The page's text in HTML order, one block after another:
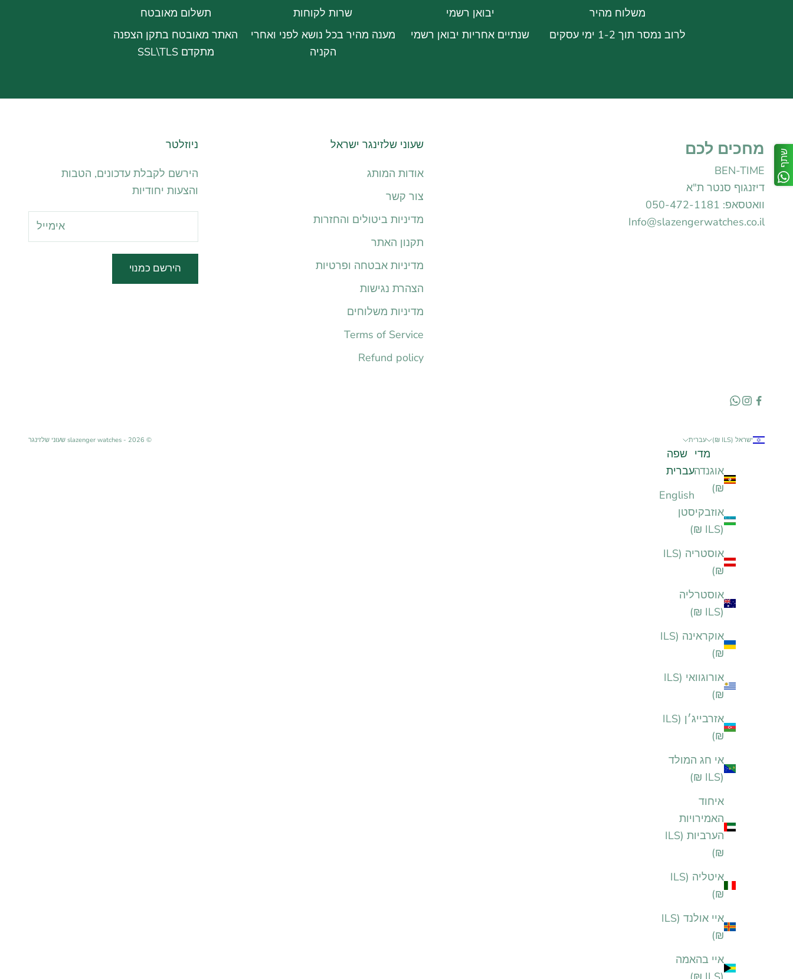
משלוח מהיר
לרוב נמסר תוך 1-2 ימי עסקים
יבואן רשמי
שנתיים אחריות יבואן רשמי
שרות לקוחות
מענה מהיר בכל נושא לפני ואחרי
הקניה
תשלום מאובטח
האתר מאובטח בתקן הצפנה
מתקדם SSL\TLS
מחכים לכם
BEN-TIME
דיזנגוף סנטר ת"א
וואטסאפ: 050-472-1181
Info@slazengerwatches.co.il
שעוני שלזינגר ישראל
אודות המותג
צור קשר
מדיניות ביטולים והחזרות
תקנון האתר
מדיניות אבטחה ופרטיות
הצהרת נגישות
מדיניות משלוחים
Terms of Service
Refund policy
ניוזלטר
הירשם לקבלת עדכונים, הטבות
והצעות יחודיות
הירשם כמנוי
ישראל (ILS ₪)
מדינה
אוגנדה (ILS
₪)
אוזבקיסטן
(ILS ₪)
אוסטריה (ILS
₪)
אוסטרליה
(ILS ₪)
אוקראינה (ILS
₪)
אורוגוואי (ILS
₪)
אזרבייג׳ן (ILS
₪)
אי חג המולד
(ILS ₪)
איחוד
האמירויות
הערביות (ILS
₪)
איטליה (ILS
₪)
איי אולנד (ILS
₪)
איי בהאמה
עברית
שפה
עברית
English
© 2026 - slazenger watches שעוני שלזינגר
שתף